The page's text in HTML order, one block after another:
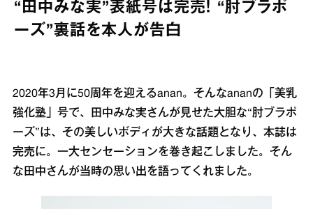
“田中みな実”表紙号は完売！ “肘ブラポ
ーズ”裏話を本人が告白
2020年3月に50周年を迎えるanan。そんなananの「美乳
強化塾」号で、田中みな実さんが見せた大胆な“肘ブラポ
ーズ”は、その美しいボディが大きな話題となり、本誌は
完売に。一大センセーションを巻き起こしました。そん
な田中さんが当時の思い出を語ってくれました。